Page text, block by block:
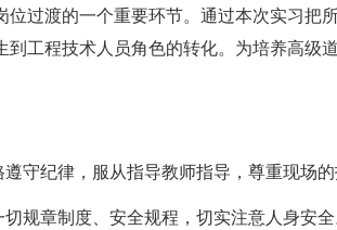
位过渡的一个重要环节。通过本次实习把
到工程技术人员角色的转化。为培养高级
守纪律，服从指导教师指导，尊重现场的
规章制度、安全规程，切实注意人身安全